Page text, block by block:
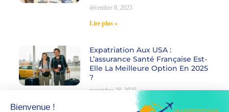
décembre 8, 2025
Lire plus »
Expatriation Aux USA :
L’assurance Santé Française Est-
Elle La Meilleure Option En 2025
?
novembre 28, 2025